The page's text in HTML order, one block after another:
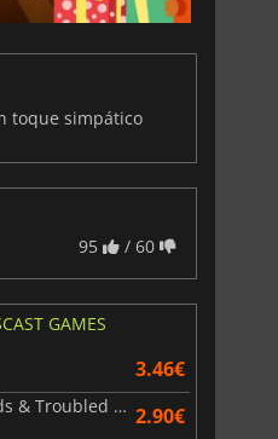
toque simpático
95 / 60
GAMES
3.46€
Rhell Warped Worlds & Troubled Times 2.90€